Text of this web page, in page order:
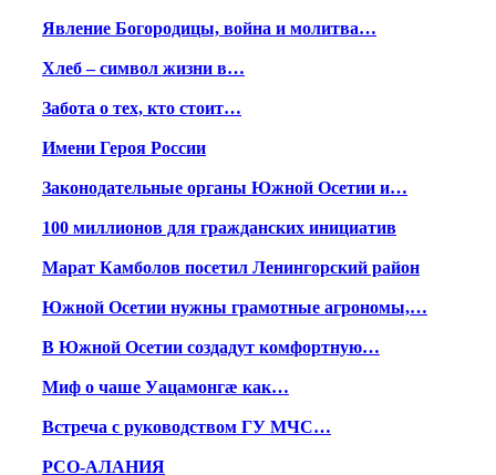
Явление Богородицы, война и молитва…
Хлеб – символ жизни в…
Забота о тех, кто стоит…
Имени Героя России
Законодательные органы Южной Осетии и…
100 миллионов для гражданских инициатив
Марат Камболов посетил Ленингорский район
Южной Осетии нужны грамотные агрономы,…
В Южной Осетии создадут комфортную…
Миф о чаше Уацамонгæ как…
Встреча с руководством ГУ МЧС…
РСО-АЛАНИЯ